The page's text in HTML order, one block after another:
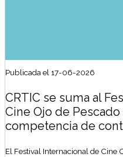
Publicada el 17-06-2026
CRTIC se suma al
Cine Ojo de
competencia de
El Festival Internacional de Cine